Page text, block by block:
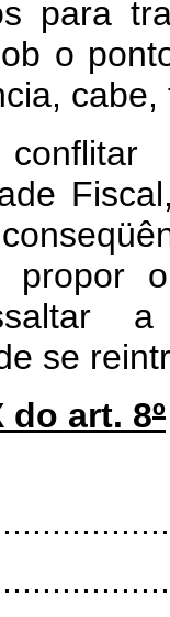
para
o
propor
se
do art. 8º